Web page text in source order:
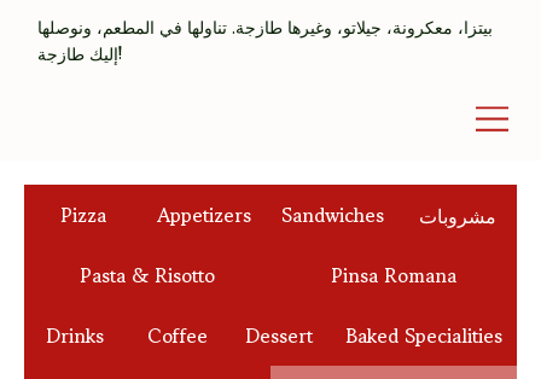
بيتزا، معكرونة، جيلاتو، وغيرها طازجة. تناولها في المطعم، ونوصلها
إليك طازجة!
مشروبات Sandwiches
Appetizers
Pizza
Pinsa Romana
Pasta & Risotto
Baked Specialities
Dessert
Coffee
Drinks